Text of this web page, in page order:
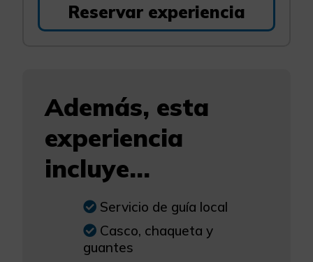
Reservar experiencia
Además, esta
experiencia
incluye...
Servicio de guía local
Casco, chaqueta y
guantes